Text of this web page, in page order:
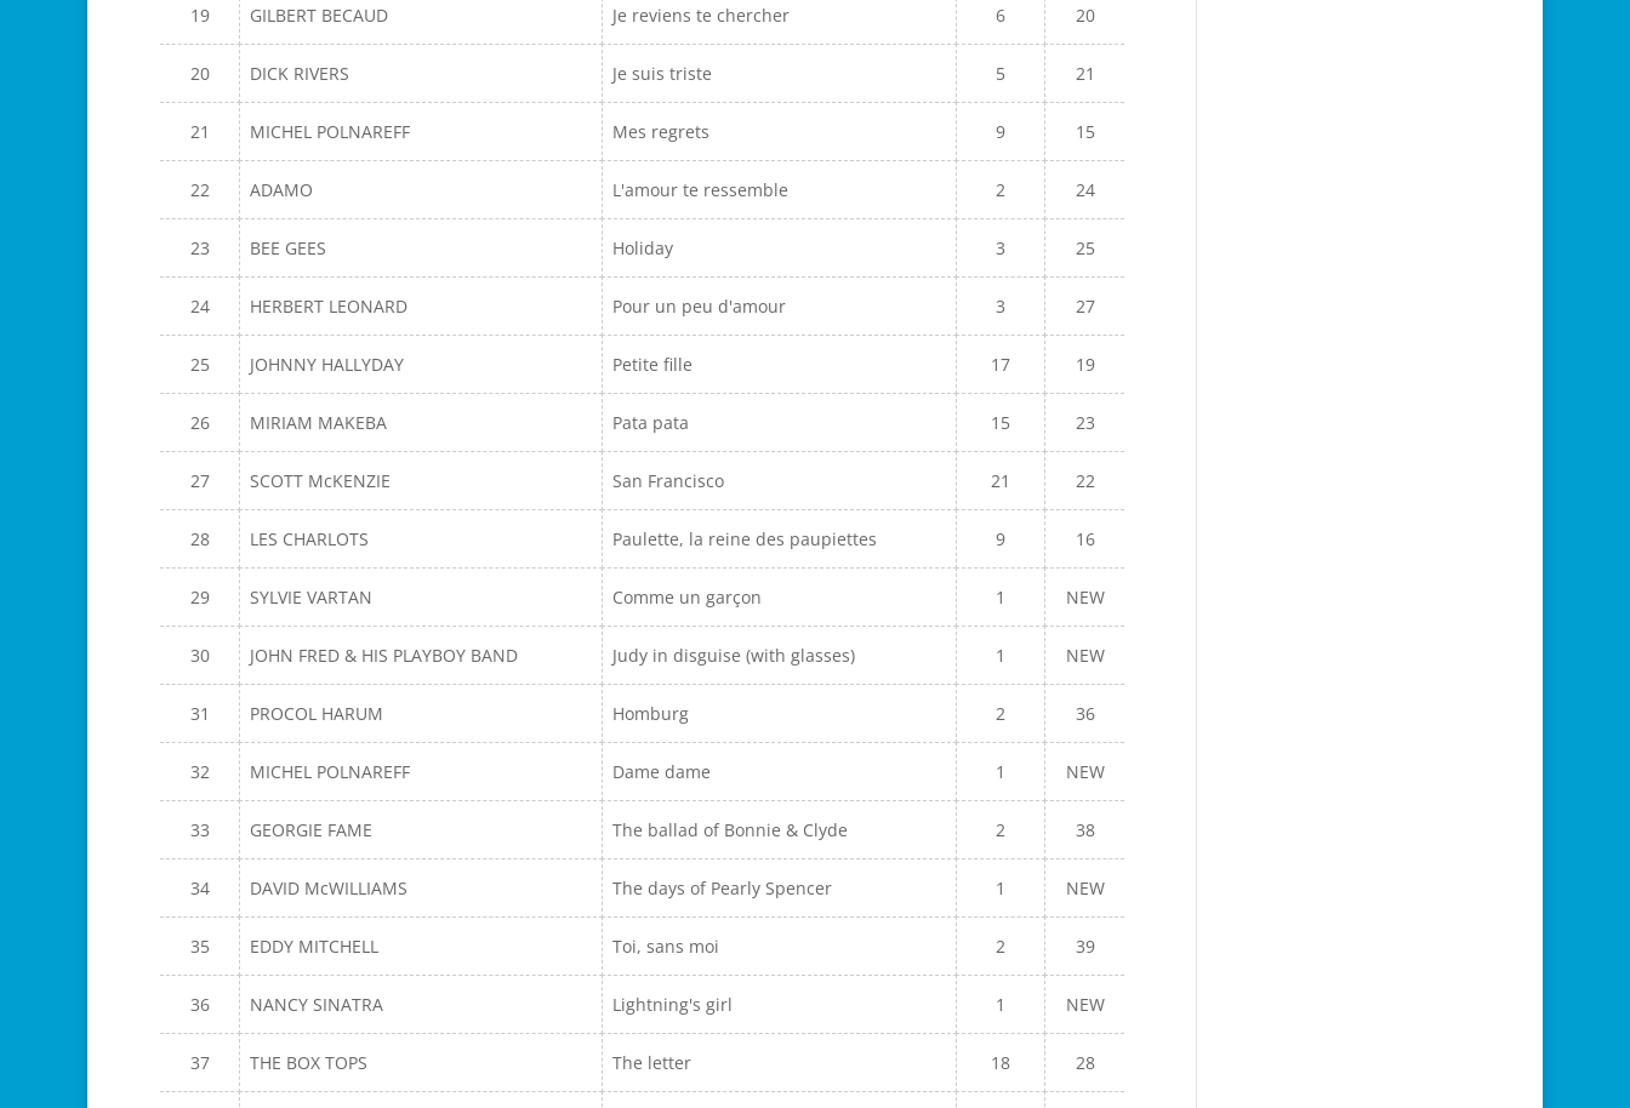
19 GILBERT BECAUD Je reviens te chercher 6 20
20 DICK RIVERS Je suis triste 5 21
21 MICHEL POLNAREFF Mes regrets 9 15
22 ADAMO L'amour te ressemble 2 24
23 BEE GEES Holiday 3 25
24 HERBERT LEONARD Pour un peu d'amour 3 27
25 JOHNNY HALLYDAY Petite fille 17 19
26 MIRIAM MAKEBA Pata pata 15 23
27 SCOTT McKENZIE San Francisco 21 22
28 LES CHARLOTS Paulette, la reine des paupiettes 9 16
29 SYLVIE VARTAN Comme un garçon 1 NEW
30 JOHN FRED & HIS PLAYBOY BAND Judy in disguise (with glasses) 1 NEW
31 PROCOL HARUM Homburg 2 36
32 MICHEL POLNAREFF Dame dame 1 NEW
33 GEORGIE FAME The ballad of Bonnie & Clyde 2 38
34 DAVID McWILLIAMS The days of Pearly Spencer 1 NEW
35 EDDY MITCHELL Toi, sans moi 2 39
36 NANCY SINATRA Lightning's girl 1 NEW
37 THE BOX TOPS The letter 18 28